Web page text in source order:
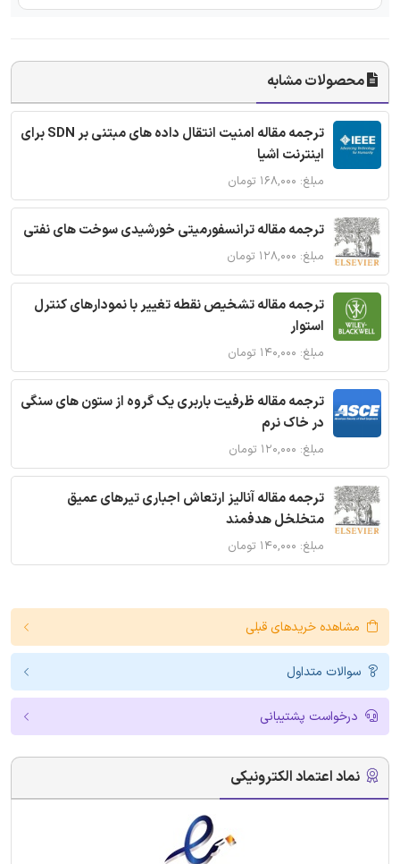
محصولات مشابه
ترجمه مقاله امنیت انتقال داده های مبتنی بر SDN برای
اینترنت اشیا
مبلغ: ۱۶۸,۰۰۰ تومان
ترجمه مقاله ترانسفورمیتی خورشیدی سوخت های نفتی
مبلغ: ۱۲۸,۰۰۰ تومان
ترجمه مقاله تشخیص نقطه تغییر با نمودارهای کنترل
استوار
مبلغ: ۱۴۰,۰۰۰ تومان
ترجمه مقاله ظرفیت باربری یک گروه از ستون های سنگی
در خاک نرم
مبلغ: ۱۲۰,۰۰۰ تومان
ترجمه مقاله آنالیز ارتعاش اجباری تیرهای عمیق
متخلخل هدفمند
مبلغ: ۱۴۰,۰۰۰ تومان
مشاهده خریدهای قبلی
سوالات متداول
درخواست پشتیبانی
نماد اعتماد الکترونیکی